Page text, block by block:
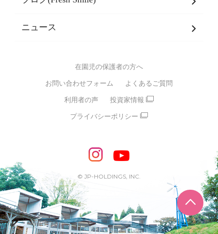
ページ
バイリンガル保育園
スポーツ保育園
モンテッソーリ式保育園
STEAMS保育・学童
えいご
めざせ！バイリンガル！
めざせ！アスリート教室
ピアノ教室♪ ドレミっこ
めざせ!HIPHOPダンサー!
輝け！チアリーダー
会社概要
SDGsについて
ニュース
在園児の保護者の方へ
お問い合わせフォーム よくあるご質問
利用者の声 投資家情報
プライバシーポリシー
© JP-HOLDINGS, INC.